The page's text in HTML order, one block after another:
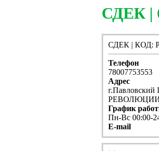
СДЕК |
СДЕК | КОД:
Телефон
78007753553
Адрес
График
Пн-Вс 00:00-
E-mail